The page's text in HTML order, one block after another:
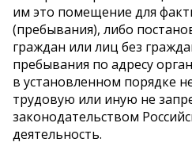
им это помещение для
(пребывания), либо
граждан или лиц без
пребывания по адресу
в установленном порядке
трудовую или иную не
законодательством
деятельность.